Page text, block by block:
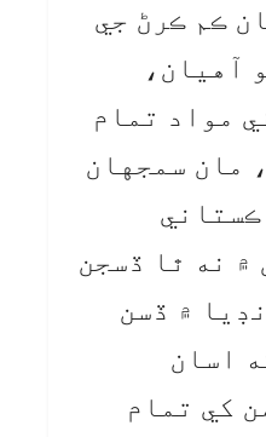
ڪم ڪرڻ جي
آهيان،
مواد تمام
مان سمجهان
۾ نه ٿا ڏسجن
۾ ڏسن
اسان
کي تمام